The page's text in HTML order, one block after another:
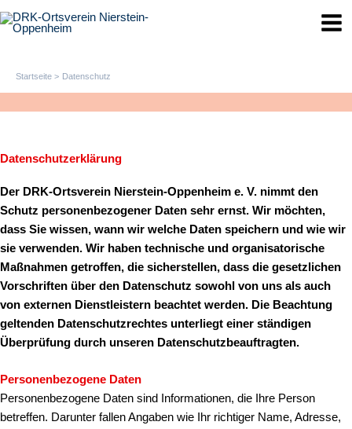
Inhalt
Startseite Datenschutz
Datenschutzerklärung
Der DRK-Ortsverein Nierstein-Oppenheim e. V. nimmt den
Schutz personenbezogener Daten sehr ernst. Wir möchten,
dass Sie wissen, wann wir welche Daten speichern und wie wir
sie verwenden. Wir haben technische und organisatorische
Maßnahmen getroffen, die sicherstellen, dass die gesetzlichen
Vorschriften über den Datenschutz sowohl von uns als auch
von externen Dienstleistern beachtet werden. Die Beachtung
geltenden Datenschutzrechtes unterliegt einer ständigen
Überprüfung durch unseren Datenschutzbeauftragten.
Personenbezogene Daten
Personenbezogene Daten sind Informationen, die Ihre Person
betreffen. Darunter fallen Angaben wie Ihr richtiger Name, Adresse,